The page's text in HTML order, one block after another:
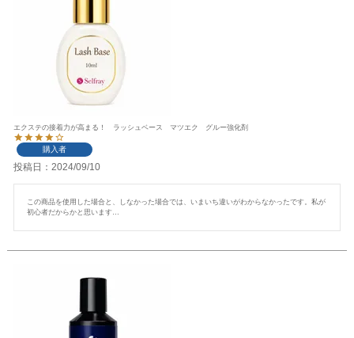
エクステの接着力が高まる！ ラッシュベース マツエク グルー強化剤
購入者
投稿日 2024/09/10
この商品を使用した場合と、しなかった場合では、いまいち違いがわからなかったです。私が
初心者だからかと思います…